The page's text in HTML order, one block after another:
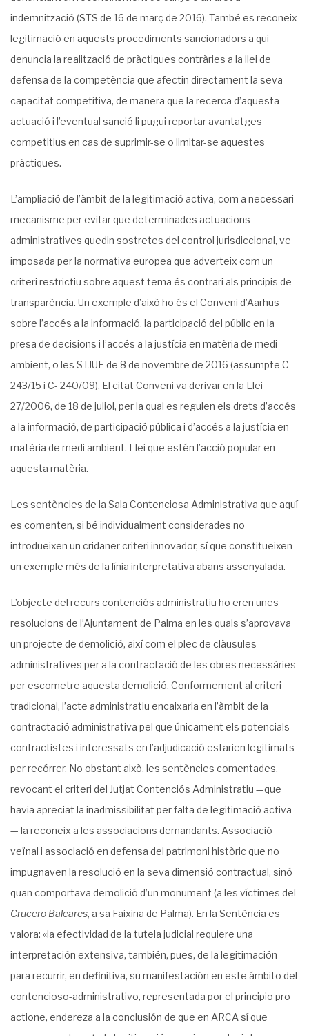
indemnització (STS de 16 de març de 2016). També es reconeix
legitimació en aquests procediments sancionadors a qui
denuncia la realització de pràctiques contràries a la llei de
defensa de la competència que afectin directament la seva
capacitat competitiva, de manera que la recerca d’aquesta
actuació i l’eventual sanció li pugui reportar avantatges
competitius en cas de suprimir-se o limitar-se aquestes
pràctiques.
L’ampliació de l’àmbit de la legitimació activa, com a necessari
mecanisme per evitar que determinades actuacions
administratives quedin sostretes del control jurisdiccional, ve
imposada per la normativa europea que adverteix com un
criteri restrictiu sobre aquest tema és contrari als principis de
transparència. Un exemple d’això ho és el Conveni d’Aarhus
sobre l’accés a la informació, la participació del públic en la
presa de decisions i l’accés a la justícia en matèria de medi
ambient, o les STJUE de 8 de novembre de 2016 (assumpte C-
243/15 i C- 240/09). El citat Conveni va derivar en la Llei
27/2006, de 18 de juliol, per la qual es regulen els drets d’accés
a la informació, de participació pública i d’accés a la justícia en
matèria de medi ambient. Llei que estén l’acció popular en
aquesta matèria.
Les sentències de la Sala Contenciosa Administrativa que aquí
es comenten, si bé individualment considerades no
introdueixen un cridaner criteri innovador, sí que constitueixen
un exemple més de la línia interpretativa abans assenyalada.
L’objecte del recurs contenciós administratiu ho eren unes
resolucions de l’Ajuntament de Palma en les quals s’aprovava
un projecte de demolició, així com el plec de clàusules
administratives per a la contractació de les obres necessàries
per escometre aquesta demolició. Conformement al criteri
tradicional, l’acte administratiu encaixaria en l’àmbit de la
contractació administrativa pel que únicament els potencials
contractistes i interessats en l’adjudicació estarien legitimats
per recórrer. No obstant això, les sentències comentades,
revocant el criteri del Jutjat Contenciós Administratiu —que
havia apreciat la inadmissibilitat per falta de legitimació activa
— la reconeix a les associacions demandants. Associació
veïnal i associació en defensa del patrimoni històric que no
impugnaven la resolució en la seva dimensió contractual, sinó
quan comportava demolició d’un monument (a les víctimes del
Crucero Baleares, a sa Faixina de Palma). En la Sentència es
valora: «la efectividad de la tutela judicial requiere una
interpretación extensiva, también, pues, de la legitimación
para recurrir, en definitiva, su manifestación en este ámbito del
contencioso-administrativo, representada por el principio pro
actione, endereza a la conclusión de que en ARCA sí que